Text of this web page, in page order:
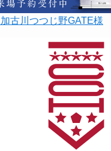
古川つつじ野GATE様